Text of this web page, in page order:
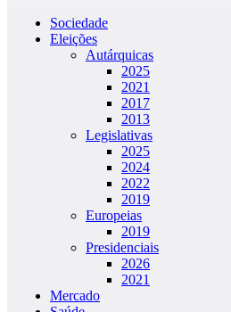
Sociedade
Eleições
Autárquicas
2025
2021
2017
2013
Legislativas
2025
2024
2022
2019
Europeias
2019
Presidenciais
2026
2021
Mercado